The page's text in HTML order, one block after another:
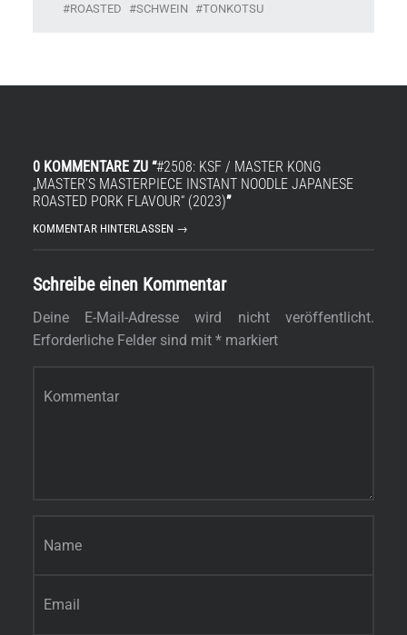
ROASTED
SCHWEIN TONKOTSU
0 KOMMENTARE ZU “#2508: KSF / MASTER KONG
„MASTER’S MASTERPIECE INSTANT NOODLE JAPANESE
ROASTED PORK FLAVOUR“ (2023)”
KOMMENTAR HINTERLASSEN →
Schreibe einen Kommentar
Deine E-Mail-Adresse wird nicht veröffentlicht.
Erforderliche Felder sind mit *markiert